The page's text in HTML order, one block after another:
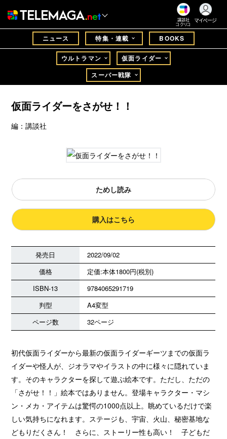
講談社
コクリコ
マイページ
ニュース 特集・連載 BOOKS
ウルトラマン
仮面ライダー
スーパー戦隊
仮面ライダーをさがせ！！
編：講談社
ためし読み
購入はこちら
発売日
2022/09/02
価格
定価:本体1800円(税別)
ISBN-13
9784065291719
判型
A4変型
ページ数
32ページ
初代仮面ライダーから最新の仮面ライダーギーツまでの仮面ラ
イダーや怪人が、ジオラマやイラストの中に様々に隠れていま
す。そのキャラクターを探して遊ぶ絵本です。ただし、ただの
「さがせ！！」絵本ではありません。登場キャラクター・マシ
ン・メカ・アイテムは驚愕の1000点以上。眺めているだけで楽
しい気持ちになれます。ステージも、宇宙、火山、秘密基地な
どもりだくさん！ さらに、ストーリー性も高い！ 子どもだ